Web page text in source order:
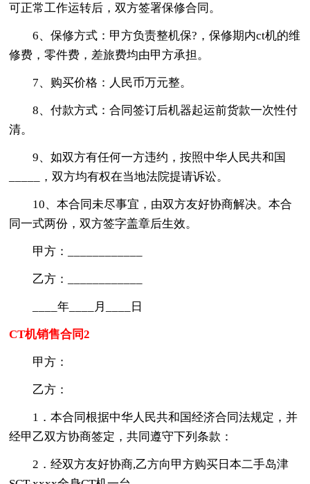
可正常工作运转后，双方签署保修合同。
6、保修方式：甲方负责整机保?，保修期内ct机的维
修费，零件费，差旅费均由甲方承担。
7、购买价格：人民币万元整。
8、付款方式：合同签订后机器起运前货款一次性付
清。
9、如双方有任何一方违约，按照中华人民共和国
_____，双方均有权在当地法院提请诉讼。
10、本合同未尽事宜，由双方友好协商解决。本合
同一式两份，双方签字盖章后生效。
甲方：____________
乙方：____________
____年____月____日
CT机销售合同2
甲方：
乙方：
1．本合同根据中华人民共和国经济合同法规定，并
经甲乙双方协商签定，共同遵守下列条款：
2．经双方友好协商,乙方向甲方购买日本二手岛津